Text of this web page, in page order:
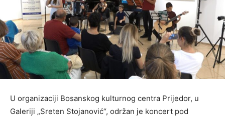
U organizaciji Bosanskog kulturnog centra Prijedor, u
Galeriji „Sreten Stojanović“, održan je koncert pod